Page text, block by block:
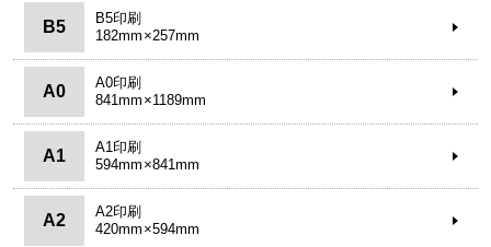
B5
B5印刷
182mm×257mm
A0
A0印刷
841mm×1189mm
A1
A1印刷
594mm×841mm
A2
A2印刷
420mm×594mm